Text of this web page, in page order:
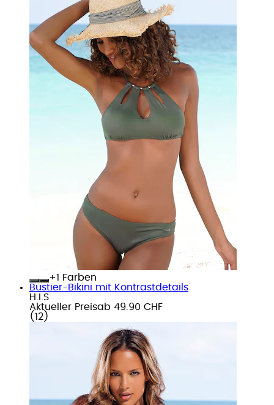
+
Farben
Bustier-Bikini mit Kontrastdetails
H.I.S
Aktueller Preisab 49.90 CHF
( 12 )